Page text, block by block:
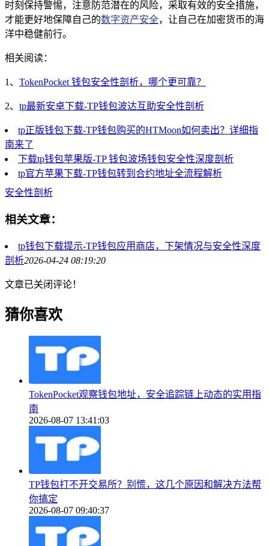
时刻保持警惕，注意防范潜在的风险，采取有效的安全措施，
才能更好地保障自己的数字资产安全，让自己在加密货币的海
洋中稳健前行。
相关阅读：
1、 TokenPocket 钱包安全性剖析，哪个更可靠？
2、 tp最新安卓下载-TP钱包波达互助安全性剖析
tp正版钱包下载-TP钱包购买的HTMoon如何卖出？详细指
南来了
下载tp钱包苹果版-TP 钱包波场钱包安全性深度剖析
tp官方苹果下载-TP钱包转到合约地址全流程解析
安全性剖析
相关文章：
tp钱包下载提示-TP钱包应用商店，下架情况与安全性深度
剖析2026-04-24 08:19:20
文章已关闭评论！
猜你喜欢
TokenPocket观察钱包地址，安全追踪链上动态的实用指
南
2026-08-07 13:41:03
TP钱包打不开交易所？别慌，这几个原因和解决方法帮
你搞定
2026-08-07 09:40:37